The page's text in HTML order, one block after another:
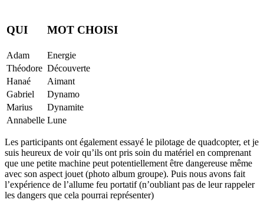
QUI MOT CHOISI
Adam
Energie
Théodore Découverte
Hanaé
Aimant
Gabriel
Dynamo
Marius
Dynamite
Annabelle Lune
Les participants ont également essayé le pilotage de quadcopter, et je
suis heureux de voir qu’ils ont pris soin du matériel en comprenant
que une petite machine peut potentiellement être dangereuse même
avec son aspect jouet (photo album groupe). Puis nous avons fait
l’expérience de l’allume feu portatif (n’oubliant pas de leur rappeler
les dangers que cela pourrai représenter)